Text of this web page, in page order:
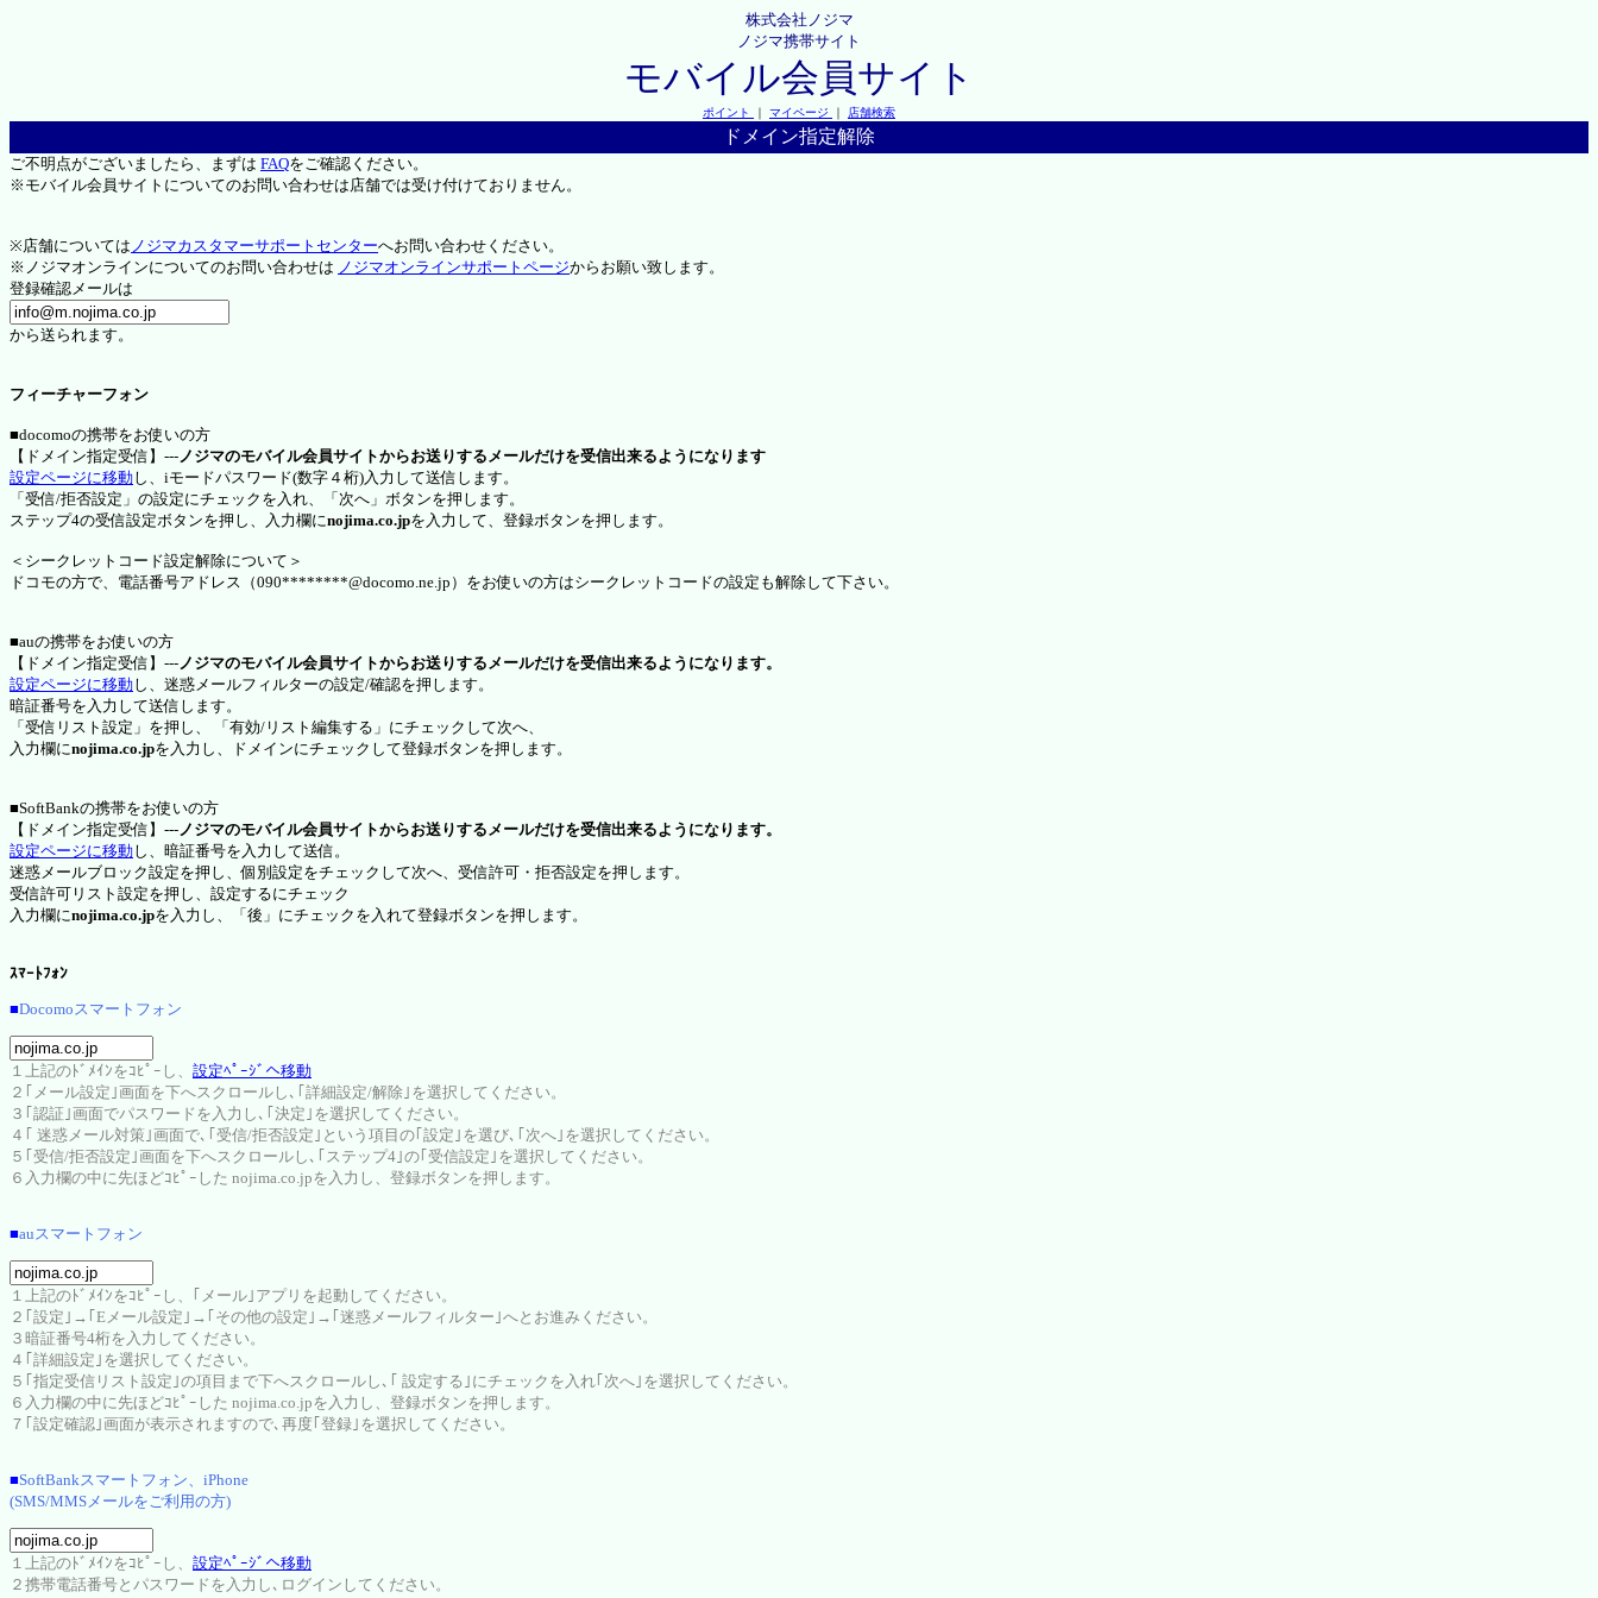
株式会社ノジマ
ノジマ携帯サイト
モバイル会員サイト
ポイント ｜ マイページ ｜ 店舗検索
ドメイン指定解除
ご不明点がございましたら、まずは FAQをご確認ください。
※モバイル会員サイトについてのお問い合わせは店舗では受け付けておりません。
※店舗については ノジマカスタマーサポートセンターへお問い合わせください。
※ノジマオンラインについてのお問い合わせは ノジマオンラインサポートページからお願い致します。
登録確認メールは
から送られます。
フィーチャーフォン
■docomoの携帯をお使いの方
【ドメイン指定受信】---ノジマのモバイル会員サイトからお送りするメールだけを受信出来るようになります
設定ページに移動し、iモードパスワード(数字４桁)入力して送信します。
「受信/拒否設定」の設定にチェックを入れ、「次へ」ボタンを押します。
ステップ4の受信設定ボタンを押し、入力欄にnojima.co.jpを入力して、登録ボタンを押します。
＜シークレットコード設定解除について＞
ドコモの方で、電話番号アドレス（090********@docomo.ne.jp）をお使いの方はシークレットコードの設定も解除して下さい。
■auの携帯をお使いの方
【ドメイン指定受信】---ノジマのモバイル会員サイトからお送りするメールだけを受信出来るようになります。
設定ページに移動し、迷惑メールフィルターの設定/確認を押します。
暗証番号を入力して送信します。
「受信リスト設定」を押し、 「有効/リスト編集する」にチェックして次へ、
入力欄にnojima.co.jpを入力し、ドメインにチェックして登録ボタンを押します。
■SoftBankの携帯をお使いの方
【ドメイン指定受信】---ノジマのモバイル会員サイトからお送りするメールだけを受信出来るようになります。
設定ページに移動し、暗証番号を入力して送信。
迷惑メールブロック設定を押し、個別設定をチェックして次へ、受信許可・拒否設定を押します。
受信許可リスト設定を押し、設定するにチェック
入力欄にnojima.co.jpを入力し、「後」にチェックを入れて登録ボタンを押します。
ｽﾏｰﾄﾌｫﾝ
■Docomoスマートフォン
１上記のﾄﾞﾒｲﾝをｺﾋﾟｰし、 設定ﾍﾟｰｼﾞへ移動
２｢メール設定｣画面を下へスクロールし､｢詳細設定/解除｣を選択してください。
３｢認証｣画面でパスワードを入力し､｢決定｣を選択してください。
４｢ 迷惑メール対策｣画面で､｢受信/拒否設定｣という項目の｢設定｣を選び､｢次へ｣を選択してください。
５｢受信/拒否設定｣画面を下へスクロールし､｢ステップ4｣の｢受信設定｣を選択してください。
６入力欄の中に先ほどｺﾋﾟｰした nojima.co.jpを入力し、登録ボタンを押します。
■auスマートフォン
１上記のﾄﾞﾒｲﾝをｺﾋﾟｰし、｢メール｣アプリを起動してください。
２｢設定｣→｢Eメール設定｣→｢その他の設定｣→｢迷惑メールフィルター｣へとお進みください。
３暗証番号4桁を入力してください。
４｢詳細設定｣を選択してください。
５｢指定受信リスト設定｣の項目まで下へスクロールし､｢ 設定する｣にチェックを入れ｢次へ｣を選択してください。
６入力欄の中に先ほどｺﾋﾟｰした nojima.co.jpを入力し、登録ボタンを押します。
７｢設定確認｣画面が表示されますので､再度｢登録｣を選択してください。
■SoftBankスマートフォン、iPhone
(SMS/MMSメールをご利用の方)
１上記のﾄﾞﾒｲﾝをｺﾋﾟｰし、 設定ﾍﾟｰｼﾞへ移動
２携帯電話番号とパスワードを入力し､ログインしてください。